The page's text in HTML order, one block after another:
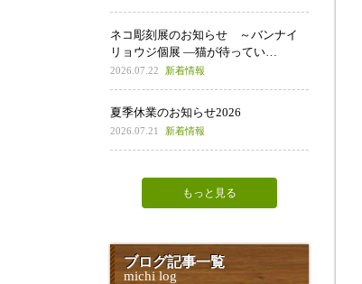
ネコ彫刻展のお知らせ ～バンナイ
リョウジ個展 ―猫が待ってい…
2026.07.22 新着情報
夏季休業のお知らせ2026
2026.07.21 新着情報
もっと見る
ブログ記事一覧
michi log